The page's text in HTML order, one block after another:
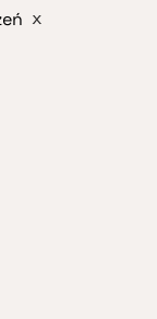
x